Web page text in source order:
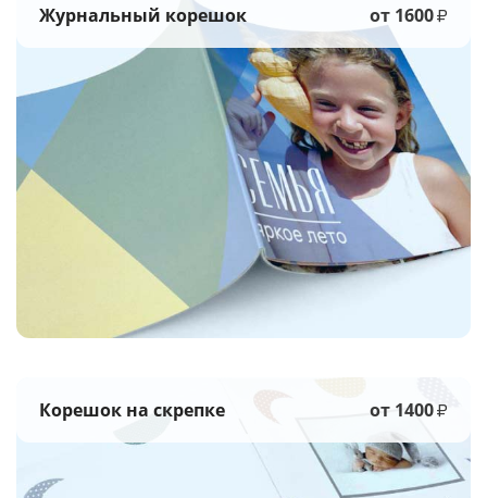
Журнальный корешок от 1600₽
Корешок на скрепке от 1400₽